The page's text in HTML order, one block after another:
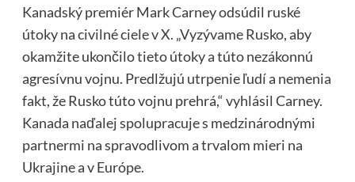
Kanadský premiér Mark Carney odsúdil ruské
útoky na civilné ciele v X. „Vyzývame Rusko, aby
okamžite ukončilo tieto útoky a túto nezákonnú
agresívnu vojnu. Predlžujú utrpenie ľudí a nemenia
fakt, že Rusko túto vojnu prehrá,“ vyhlásil Carney.
Kanada naďalej spolupracuje s medzinárodnými
partnermi na spravodlivom a trvalom mieri na
Ukrajine a v Európe.